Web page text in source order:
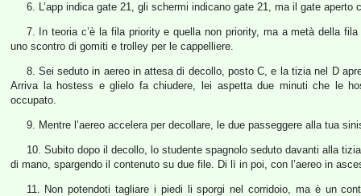
6. L’app indica gate 21, gli schermi indicano gate 21, ma il gate aperto
7. In teoria c’è la fila priority e quella non priority, ma a metà della
uno scontro di gomiti e trolley per le cappelliere.
8. Sei seduto in aereo in attesa di decollo, posto C, e la tizia nel D
Arriva la hostess e glielo fa chiudere, lei aspetta due minuti che le
occupato.
9. Mentre l’aereo accelera per decollare, le due passeggere alla tua
10. Subito dopo il decollo, lo studente spagnolo seduto davanti alla
di mano, spargendo il contenuto su due file. Di lì in poi, con l’aereo in
11. Non potendoti tagliare i piedi li sporgi nel corridoio, ma è un